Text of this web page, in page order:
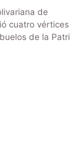
de
cuatro
de la